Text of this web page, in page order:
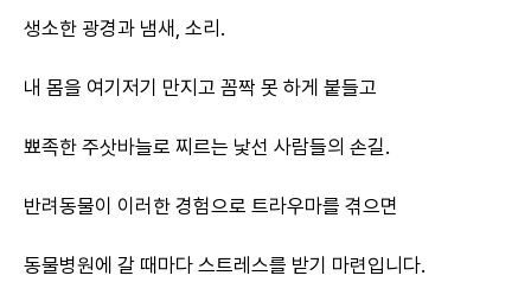
생소한 광경과 냄새, 소리.
내 몸을 여기저기 만지고 꼼짝 못 하게 붙들고
뾰족한 주삿바늘로 찌르는 낯선 사람들의 손길.
반려동물이 이러한 경험으로 트라우마를 겪으면
동물병원에 갈 때마다 스트레스를 받기 마련입니다.